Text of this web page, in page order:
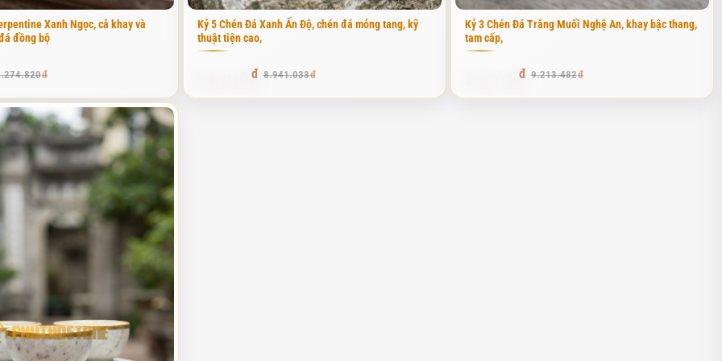
và cũng là mặt hàng bán chạy nhất tại Phú Thọ Stone. Loại đá này có độ cứng cực cao, thớ đá mịn và khả năng chịu nhiệt, chịu ẩm
gian thờ cúng tâm linh. Khi cầm một chiếc chén đá xanh rêu trên tay, bạn sẽ cảm nhận được độ đằm chắc và mát lạnh đặc trưng
bóng và đẹp hơn. Tôi thường tư vấn khách hàng dùng loại này cho các công trình ngoài trời như
của thời tiết. Những họa tiết hoa sen hay lá lật chạm khắc trên nền đá xanh rêu luôn có độ sắc nét và chiều sâu rất ấn tượng.
số một. Đá trắng Nghệ An thường có màu trắng sữa hoặc trắng vân mây nhạt, tạo cảm giác nhẹ nhàng, thoát tục. Trong phong
mệnh Kim. Bộ kỷ chén bằng đá trắng khi đặt trên bàn thờ gỗ nâu trầm sẽ tạo nên một điểm nhấn cực kỳ nổi bật và thanh lịch.
rất kỹ. Chỉ cần một vết tạp chất nhỏ cũng có thể làm hỏng cả một tác phẩm nghệ thuật. Tôi thường trực tiếp đi chọn những phôi đá
phòng thờ, bộ kỷ chén đá trắng tỏa ra một luồng ánh sáng dịu nhẹ, khiến không gian trở nên ấm cúng và linh thiêng hơn hẳn.
từ lâu đã được coi là màu của hoàng gia, của sự thịnh vượng và sung túc. Loại đá này có những đường vân màu cam đậm xen lẫn
Xanh Ngọc, cả khay và
đồng bộ
Kỷ 5 Chén Đá Xanh Ấn Độ, chén đá mỏng tang, kỹ
thuật tiện cao,
8.941.033
Kỷ 3 Chén Đá Trắng Muối Nghệ An, khay bậc thang,
tam cấp,
9.213.482